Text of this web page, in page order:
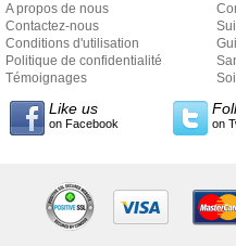
A propos de nous
Contactez-nous
Conditions d'utilisation
Politique de confidentialité
Témoignages
Like us
on Facebook on